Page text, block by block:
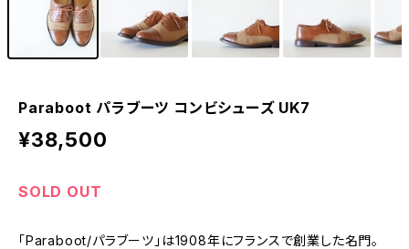
Paraboot パラブーツ コンビシューズ UK7
¥38,500
SOLD OUT
「Paraboot/パラブーツ」は1908年にフランスで創業した名門。